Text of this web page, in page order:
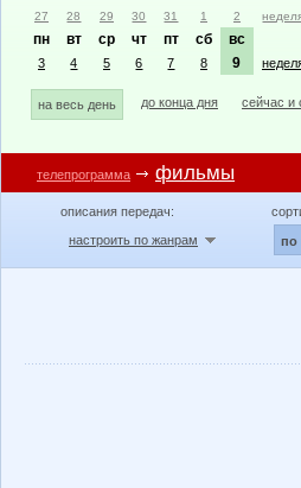
27 28 29 30 31 1 2
пн вт ср чт пт сб вс
3 4 5 6 7 8 9
на весь день до конца дня сейчас и
телепрограмма фильмы
описания передач:
настроить по жанрам
по